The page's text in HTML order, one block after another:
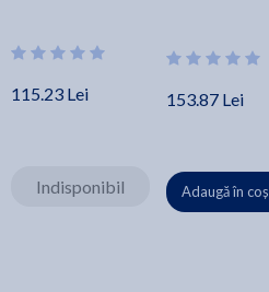
115.23 Lei
Indisponibil
153.87 Lei
Adaugă în coș